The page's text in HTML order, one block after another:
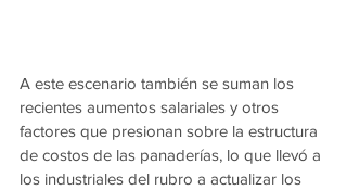
A este escenario también se suman los
recientes aumentos salariales y otros
factores que presionan sobre la estructura
de costos de las panaderías, lo que llevó a
los industriales del rubro a actualizar los